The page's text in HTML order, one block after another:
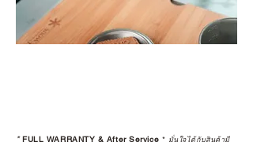
*FULL WARRANTY & After Service * มั่นใจได้กับสินค้ามี